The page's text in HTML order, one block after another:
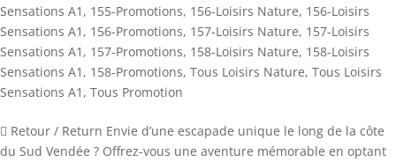
Sensations A1 , 155-Promotions, 156-Loisirs Nature, 156-Loisirs
Sensations A1 , 156-Promotions, 157-Loisirs Nature, 157-Loisirs
Sensations A1 , 157-Promotions, 158-Loisirs Nature, 158-Loisirs
Sensations A1 , 158-Promotions, Tous Loisirs Nature, Tous Loisirs
Sensations A1 , Tous Promotion
 Retour / Return Envie d’une escapade unique le long de la côte
du Sud Vendée ? Offrez-vous une aventure mémorable en optant